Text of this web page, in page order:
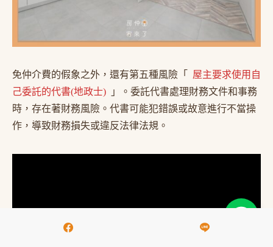
免仲介費的假象之外，還有第五種風險「
屋主要求使用自
己委託的代書(地政士)
」。委託代書處理財務文件和事務
時，存在著財務風險。代書可能犯錯誤或故意進行不當操
作，導致財務損失或違反法律法規。